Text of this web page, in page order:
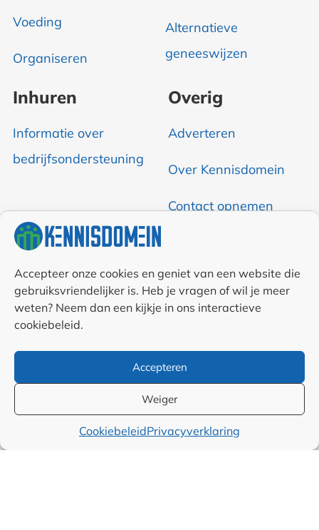
Accepteer onze cookies en geniet van een website die
gebruiksvriendelijker is. Heb je vragen of wil je meer
weten? Neem dan een kijkje in ons interactieve
cookiebeleid.
Accepteren
Weiger
CookiebeleidPrivacyverklaring
Voeding
Organiseren
Alternatieve
geneeswijzen
Inhuren
Informatie over
bedrijfsondersteuning
Overig
Adverteren
Over Kennisdomein
Contact opnemen
Auteurs
Samenwerkingen en
Algemene
voorwaarden
Cookiebeleid (EU)